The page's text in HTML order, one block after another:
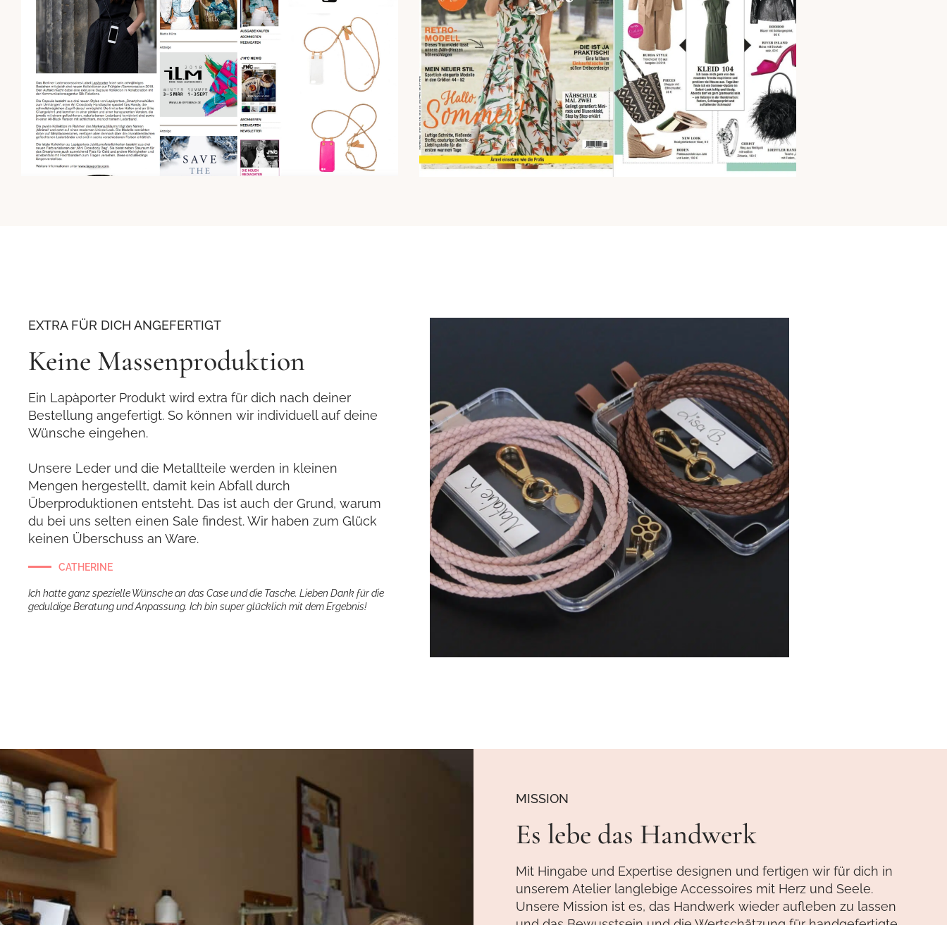
EXTRA FÜR DICH ANGEFERTIGT
Keine Massenproduktion
Ein Lapàporter Produkt wird extra für dich nach deiner
Bestellung angefertigt. So können wir individuell auf deine
Wünsche eingehen.
Unsere Leder und die Metallteile werden in kleinen
Mengen hergestellt, damit kein Abfall durch
Überproduktionen entsteht. Das ist auch der Grund, warum
du bei uns selten einen Sale findest. Wir haben zum Glück
keinen Überschuss an Ware.
CATHERINE
Ich hatte ganz spezielle Wünsche an das Case und die Tasche. Lieben Dank für die
geduldige Beratung und Anpassung. Ich bin super glücklich mit dem Ergebnis!
MISSION
Es lebe das Handwerk
Mit Hingabe und Expertise designen und fertigen wir für dich in
unserem Atelier langlebige Accessoires mit Herz und Seele.
Unsere Mission ist es, das Handwerk wieder aufleben zu lassen